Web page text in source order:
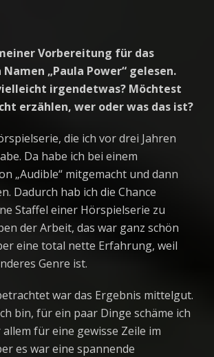
Vorbereitung für das
Namen „Paula Power“ gelesen.
irgendetwas? Möchtest
erzählen, wer oder was das ist?
die ich vor drei Jahren
Da habe ich bei einem
„Audible“ mitgemacht und dann
Dadurch hab ich die Chance
Staffel einer Hörspielserie zu
der Arbeit, das war ganz schön
eine total nette Erfahrung, weil
Genre ist.
war das Ergebnis mittelgut.
bin, für ein paar Dinge schäme ich
allem für eine gewisse Zeile im
es war eine spannende